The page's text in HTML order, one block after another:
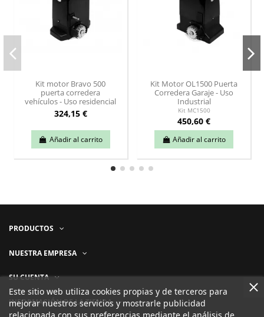
Kit motor Bravo 500
puerta corredera
vehículos - Uso residencial
324,15 €
Añadir al carrito
Kit Motor OL1500 Puerta
Corredera Garaje - Uso
Industrial
Kit MC1500
450,60 €
Añadir al carrito
PRODUCTOS
NUESTRA EMPRESA
SU CUENTA
INFORMACIÓN DE LA TIENDA
Este sitio web utiliza cookies propias y de terceros para
mejorar nuestros servicios y mostrarle publicidad